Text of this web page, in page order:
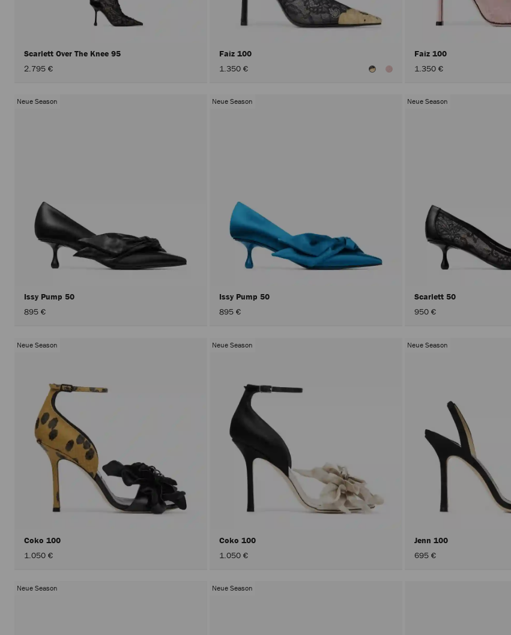
Scarlett Over The Knee 95
2.795 €
Faiz 100
1.350 €
Faiz 100
1.350 €
Neue Season
Issy Pump 50
895 €
Neue Season
Issy Pump 50
895 €
Neue Season
Scarlett 50
950 €
Neue Season
Coko 100
1.050 €
Neue Season
Coko 100
1.050 €
Neue Season
Jenn 100
695 €
Neue Season Neue Season